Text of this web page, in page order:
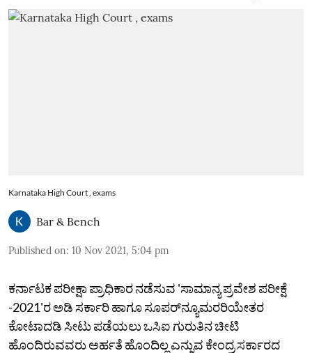
Karnataka High Court , exams
Bar & Bench
Published on: 10 Nov 2021, 5:04 pm
ಕರ್ನಾಟಕ ಪರೀಕ್ಷಾ ಪ್ರಾಧಿಕಾರ ನಡೆಸುವ 'ಸಾಮಾನ್ಯ ಪ್ರವೇಶ ಪರೀಕ್ಷೆ
-2021'ರ ಅಡಿ ಸರ್ಕಾರಿ ಹಾಗೂ ಸೂಪರ್‌ನ್ಯೂಮರರಿಯೇತರ
ಕೋಟಾದಡಿ ಸೀಟು ಪಡೆಯಲು ಒಸಿಐ ಗುರುತಿನ ಚೀಟಿ
ಹೊಂದಿರುವವರು ಅರ್ಹತೆ ಹೊಂದಿಲ್ಲ ಎನ್ನುವ ಕೇಂದ್ರ ಸರ್ಕಾರದ